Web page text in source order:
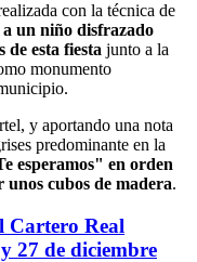
con la técnica de
un niño disfrazado
de esta fiesta junto a la
monumento
y aportando una nota
predominante en la
esperamos" en orden
cubos de madera.
Cartero Real
27 de diciembre